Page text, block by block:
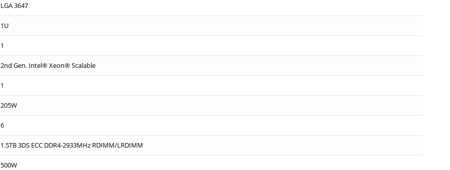
LGA 3647
1U
1
2nd Gen. Intel® Xeon® Scalable
1
205W
6
1.5TB 3DS ECC DDR4-2933MHz RDIMM/LRDIMM
500W